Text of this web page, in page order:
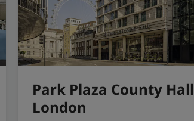
Park Plaza County Hall
London